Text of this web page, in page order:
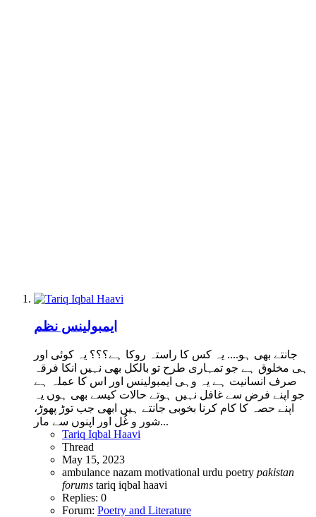
ایمبولینس نظم
جانتے بھی ہو.... یہ کس کا راستہ روکا ہے؟؟؟ یہ کوئی اور
ہی مخلوق ہے جو تمہاری طرح تو بالکل بھی نہیں انکا فرقہ
صرف انسانیت ہے یہ وہی ایمبولینس اور اس کا عملہ ہے
جو اپنے فرض سے غافل نہیں ہوتے حالات کیسے بھی ہوں یہ
اپنے حصہ کا کام کرنا بخوبی جانتے ہیں ابھی جب توڑ پھوڑ،
شور و غُل اور اپنوں سے مار...
Tariq Iqbal Haavi
Thread
May 15, 2023
ambulance nazam motivational urdu poetry pakistan
forums tariq iqbal haavi
Replies: 0
Forum: Poetry and Literature